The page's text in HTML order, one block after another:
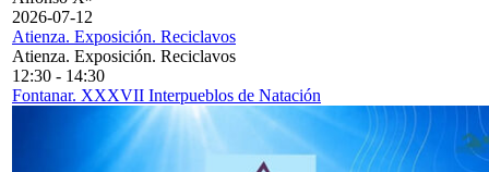
2026-07-12
Atienza. Exposición. Reciclavos
Atienza. Exposición. Reciclavos
12:30 - 14:30
Fontanar. XXXVII Interpueblos de Natación